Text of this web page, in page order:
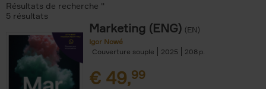
Résultats de recherche ''
5 résultats
Marketing (ENG) (EN)
Igor Nowé
Couverture souple
2025 208
€ 49,99